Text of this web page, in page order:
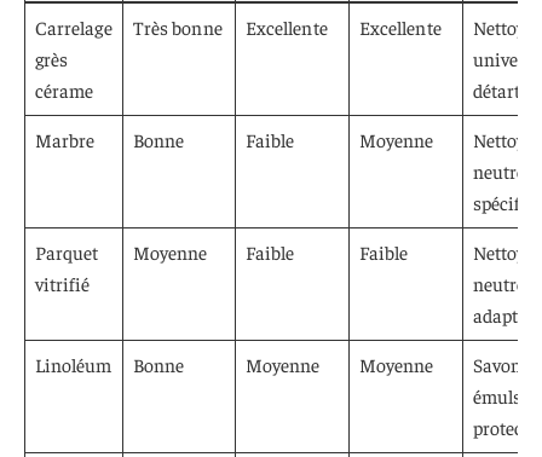
Carrelage
grès
cérame
Très bonne Excellente Excellente
Marbre Bonne Faible Moyenne
Parquet
vitrifié
Moyenne Faible Faible
neutre,
adaptée
Linoléum Bonne Moyenne Moyenne
Savon